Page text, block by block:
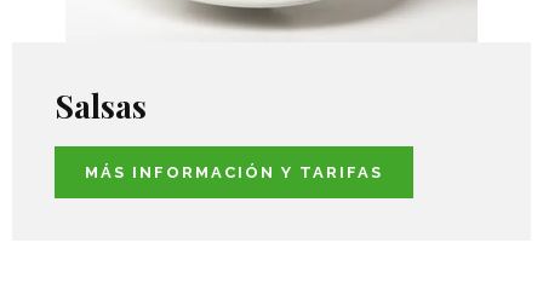
Salsas
MÁS INFORMACIÓN Y TARIFAS